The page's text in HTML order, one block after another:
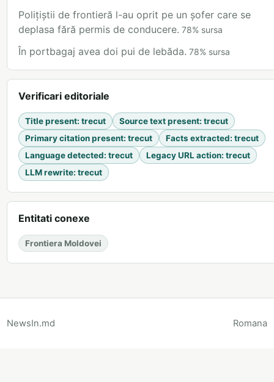
Polițiștii de frontieră l-au oprit pe un șofer care se
deplasa fără permis de conducere. 78% sursa
În portbagaj avea doi pui de lebăda. 78% sursa
Verificari editoriale
Title present: trecut Source text present: trecut
Primary citation present: trecut Facts extracted: trecut
Language detected: trecut Legacy URL action: trecut
LLM rewrite: trecut
Entitati conexe
Frontiera Moldovei
NewsIn.md Romana